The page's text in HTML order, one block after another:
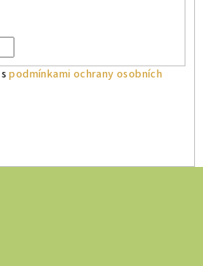
spodmínkami ochrany osobních